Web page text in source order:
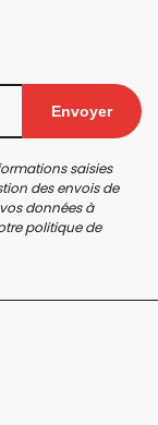
Envoyer
saisies
des envois de
données à
politique de